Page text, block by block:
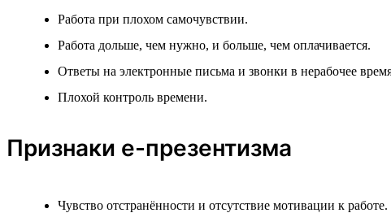
Работа при плохом самочувствии.
Работа дольше, чем нужно, и больше, чем оплачивается.
Ответы на электронные письма и звонки в нерабочее
Плохой контроль времени.
Признаки е-презентизма
Чувство отстранённости и отсутствие мотивации к работе.